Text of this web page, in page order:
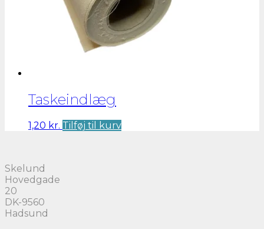
Taskeindlæg
1,20 kr. Tilføj til kurv
Skelund
Hovedgade
20
DK-9560
Hadsund